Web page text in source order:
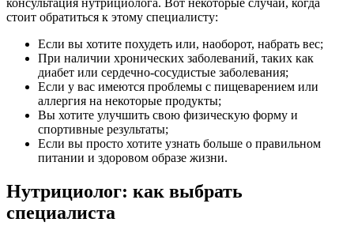
консультация нутрициолога. Вот некоторые случаи, когда
стоит обратиться к этому специалисту:
Если вы хотите похудеть или, наоборот, набрать вес;
При наличии хронических заболеваний, таких как
диабет или сердечно-сосудистые заболевания;
Если у вас имеются проблемы с пищеварением или
аллергия на некоторые продукты;
Вы хотите улучшить свою физическую форму и
спортивные результаты;
Если вы просто хотите узнать больше о правильном
питании и здоровом образе жизни.
Нутрициолог: как выбрать
специалиста